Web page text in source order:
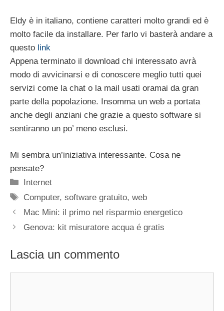
Eldy è in italiano, contiene caratteri molto grandi ed è
molto facile da installare. Per farlo vi basterà andare a
questo link
Appena terminato il download chi interessato avrà
modo di avvicinarsi e di conoscere meglio tutti quei
servizi come la chat o la mail usati oramai da gran
parte della popolazione. Insomma un web a portata
anche degli anziani che grazie a questo software si
sentiranno un po’ meno esclusi.
Mi sembra un’iniziativa interessante. Cosa ne
pensate?
Categorie
Internet
Tag
Computer,software gratuito,web
Mac Mini: il primo nel risparmio energetico
Genova: kit misuratore acqua é gratis
Lascia un commento